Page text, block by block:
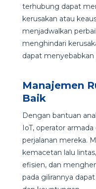
terhubung dapat
kerusakan atau
menjadwalkan
menghindari
dapat menyebabkan
Manajemen
Baik
Dengan bantuan
IoT, operator
perjalanan mereka.
kemacetan lalu
efisien, dan
pada gilirannya